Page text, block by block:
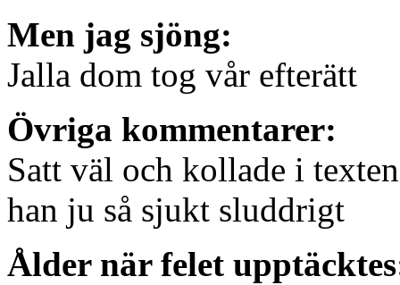
Men jag sjöng:
Jalla dom tog vår efterätt
Övriga kommentarer:
Satt väl och kollade i
han ju så sjukt sluddrigt
Ålder när felet